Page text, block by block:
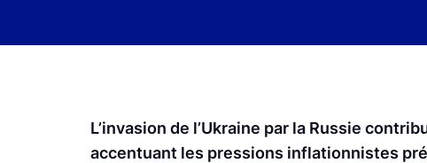
L’invasion de l’Ukraine par la Russie
accentuant les pressions inflationnistes